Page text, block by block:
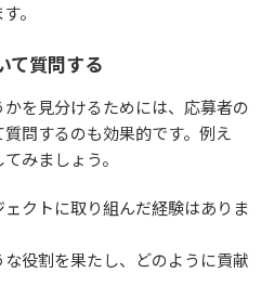
。
て質問する
を見分けるためには、応募者の
問するのも効果的です。例え
みましょう。
クトに取り組んだ経験はありま
な役割を果たし、どのように貢献